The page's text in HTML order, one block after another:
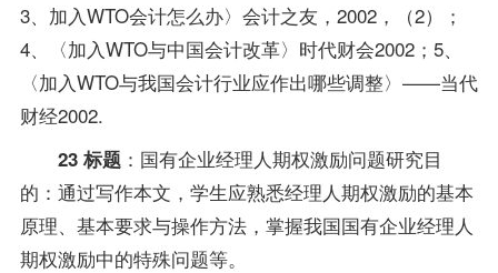
3、加入WTO会计怎么办〉会计之友，2002，（2）；
4、〈加入WTO与中国会计改革〉时代财会2002；5、
〈加入WTO与我国会计行业应作出哪些调整〉——当代
财经2002.
23 标题：国有企业经理人期权激励问题研究目
的：通过写作本文，学生应熟悉经理人期权激励的基本
原理、基本要求与操作方法，掌握我国国有企业经理人
期权激励中的特殊问题等。